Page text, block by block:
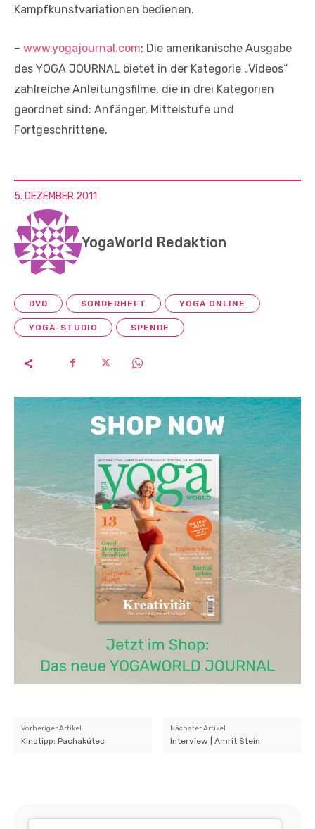
Kampfkunstvariationen bedienen.
– www.yogajournal.com: Die amerikanische Ausgabe
des YOGA JOURNAL bietet in der Kategorie „Videos“
zahlreiche Anleitungsfilme, die in drei Kategorien
geordnet sind: Anfänger, Mittelstufe und
Fortgeschrittene.
5. DEZEMBER 2011
YogaWorld Redaktion
DVD SONDERHEFT YOGA ONLINE
YOGA-STUDIO SPENDE
Vorheriger Artikel
Kinotipp: Pachakútec
Nächster Artikel
Interview | Amrit Stein